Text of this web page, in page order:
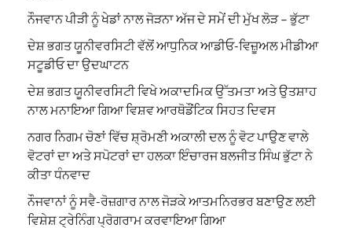
ਨੌਜਵਾਨ ਪੀੜੀ ਨੂੰ ਖੇਡਾਂ ਨਾਲ ਜੋੜਨਾ ਅੱਜ ਦੇ ਸਮੇਂ ਦੀ ਮੁੱਖ ਲੋੜ – ਭੁੱਟਾ
ਦੇਸ਼ ਭਗਤ ਯੂਨੀਵਰਸਿਟੀ ਵੱਲੋਂ ਆਧੁਨਿਕ ਆਡੀਓ-ਵਿਜ਼ੂਅਲ ਮੀਡੀਆ
ਸਟੂਡੀਓ ਦਾ ਉਦਘਾਟਨ
ਦੇਸ਼ ਭਗਤ ਯੂਨੀਵਰਸਿਟੀ ਵਿਖੇ ਅਕਾਦਮਿਕ ਉੱਤਮਤਾ ਅਤੇ ਉਤਸ਼ਾਹ
ਨਾਲ ਮਨਾਇਆ ਗਿਆ ਵਿਸ਼ਵ ਆਰਥੋਡੌਂਟਿਕ ਸਿਹਤ ਦਿਵਸ
ਨਗਰ ਨਿਗਮ ਚੋਣਾਂ ਵਿੱਚ ਸ਼੍ਰੋਮਣੀ ਅਕਾਲੀ ਦਲ ਨੂੰ ਵੋਟ ਪਾਉਣ ਵਾਲੇ
ਵੋਟਰਾਂ ਦਾ ਅਤੇ ਸਪੋਟਰਾਂ ਦਾ ਹਲਕਾ ਇੰਚਾਰਜ ਬਲਜੀਤ ਸਿੰਘ ਭੁੱਟਾ ਨੇ
ਕੀਤਾ ਧੰਨਵਾਦ
ਨੌਜਵਾਨਾਂ ਨੂੰ ਸਵੈ-ਰੋਜ਼ਗਾਰ ਨਾਲ ਜੋੜਕੇ ਆਤਮਨਿਰਭਰ ਬਣਾਉਣ ਲਈ
ਵਿਸ਼ੇਸ਼ ਟ੍ਰੇਨਿੰਗ ਪ੍ਰੋਗਰਾਮ ਕਰਵਾਇਆ ਗਿਆ